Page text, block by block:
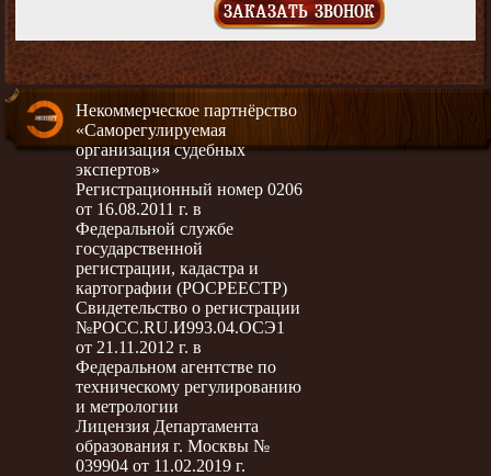
ЗАКАЗАТЬ ЗВОНОК
Некоммерческое партнёрство
«Саморегулируемая
организация судебных
экспертов»
Регистрационный номер 0206
от 16.08.2011 г. в
Федеральной службе
государственной
регистрации, кадастра и
картографии (РОСРЕЕСТР)
Свидетельство о регистрации
№РОСС.RU.И993.04.ОСЭ1
от 21.11.2012 г. в
Федеральном агентстве по
техническому регулированию
и метрологии
Лицензия Департамента
образования г. Москвы №
039904 от 11.02.2019 г.